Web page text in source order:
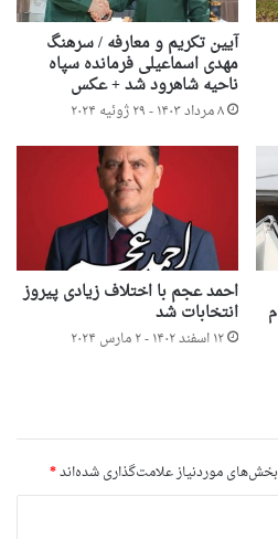
آیین تکریم و معارفه / سرهنگ
مهدی اسماعیلی فرمانده سپاه
ناحیه شاهرود شد + عکس
۸ مرداد ۱۴۰۳ - ۲۹ ژوئیه ۲۰۲۴
احمد عجم با اختلاف زیادی پیروز
انتخابات شد
۱۲ اسفند ۱۴۰۲ - ۲ مارس ۲۰۲۴
بخش‌های موردنیاز علامت‌گذاری شده‌اند*